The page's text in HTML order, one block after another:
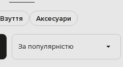
Взуття Аксесуари
За популярністю